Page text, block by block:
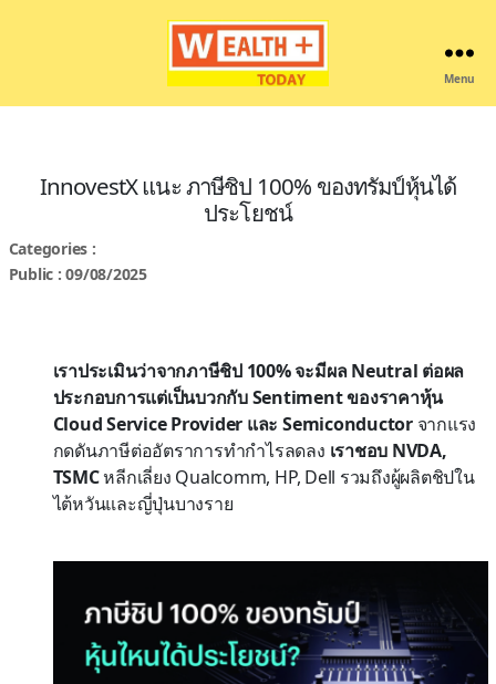
Menu
InnovestX แนะ ภาษีชิป 100% ของทรัมป์หุ้นได้
ประโยชน์
Categories :
Public : 09/08/2025
เราประเมินว่าจากภาษีชิป 100% จะมีผล Neutral ต่อผล
ประกอบการแต่เป็นบวกกับ Sentiment ของราคาหุ้น
Cloud Service Provider และ Semiconductorจากแรง
กดดันภาษีต่ออัตราการทำกำไรลดลง เราชอบ NVDA,
TSMCหลีกเลี่ยง Qualcomm, HP, Dell รวมถึงผู้ผลิตชิปใน
ไต้หวันและญี่ปุ่นบางราย